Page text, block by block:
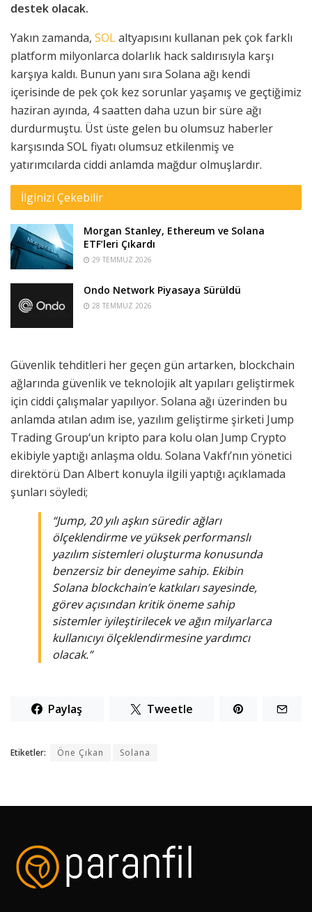
destek olacak.
Yakın zamanda, SOLaltyapısını kullanan pek çok farklı
platform milyonlarca dolarlık hack saldırısıyla karşı
karşıya kaldı. Bunun yanı sıra Solana ağı kendi
içerisinde de pek çok kez sorunlar yaşamış ve geçtiğimiz
haziran ayında, 4 saatten daha uzun bir süre ağı
durdurmuştu. Üst üste gelen bu olumsuz haberler
karşısında SOL fiyatı olumsuz etkilenmiş ve
yatırımcılarda ciddi anlamda mağdur olmuşlardır.
İlginizi Çekebilir
Morgan Stanley, Ethereum ve Solana
ETF’leri Çıkardı
29 TEMMUZ 2026
Ondo Network Piyasaya Sürüldü
28 TEMMUZ 2026
Güvenlik tehditleri her geçen gün artarken, blockchain
ağlarında güvenlik ve teknolojik alt yapıları geliştirmek
için ciddi çalışmalar yapılıyor. Solana ağı üzerinden bu
anlamda atılan adım ise, yazılım geliştirme şirketi Jump
Trading Group‘un kripto para kolu olan Jump Crypto
ekibiyle yaptığı anlaşma oldu. Solana Vakfı’nın yönetici
direktörü Dan Albert konuyla ilgili yaptığı açıklamada
şunları söyledi;
“Jump, 20 yılı aşkın süredir ağları
ölçeklendirme ve yüksek performanslı
yazılım sistemleri oluşturma konusunda
benzersiz bir deneyime sahip. Ekibin
Solana blockchain’e katkıları sayesinde,
görev açısından kritik öneme sahip
sistemler iyileştirilecek ve ağın milyarlarca
kullanıcıyı ölçeklendirmesine yardımcı
olacak.”
Paylaş Tweetle
Etiketler: Öne Çıkan Solana